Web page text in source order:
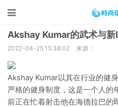
Akshay Kumar的武术与
2022-04-25 15:38:02 来源：
Akshay Kumar以其在行业的健
严格的健身制度，这是一个人的
前正在忙着射击他在海德拉巴